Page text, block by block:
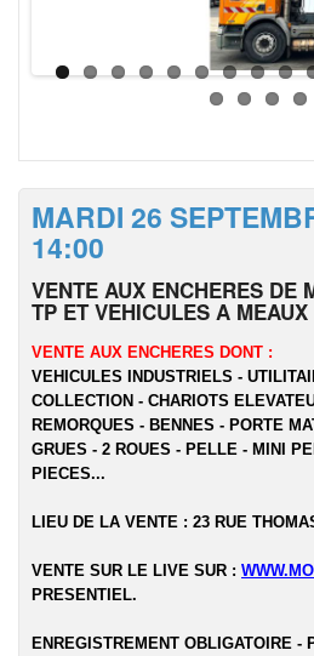
MARDI 26
14:00
VENTE AUX ENCHERES DE
TP ET VEHICULES A MEAUX
VENTE AUX ENCHERES DONT :
VEHICULES INDUSTRIELS -
COLLECTION - CHARIOTS
REMORQUES - BENNES - PORTE
GRUES - 2 ROUES - PELLE - MINI
PIECES...
LIEU DE LA VENTE : 23 RUE
VENTE SUR LE LIVE SUR :
PRESENTIEL.
ENREGISTREMENT OBLIGATOIRE -